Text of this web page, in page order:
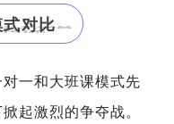
对比
一和大班课模式先
起激烈的争夺战。